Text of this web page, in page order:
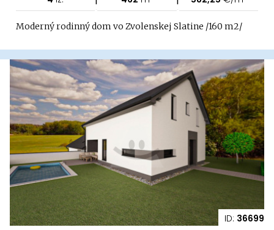
Moderný rodinný dom vo Zvolenskej Slatine /160 m2/
ID: 36699